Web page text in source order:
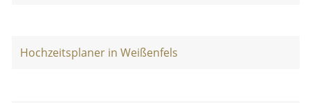
Hochzeitsplaner in Weißenfels